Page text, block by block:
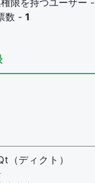
限を持つユーザー -
数 - 1
つユーザー -
する
る
限を持つユーザー -
つユーザー -
限を持つユーザー -
（ディクト）